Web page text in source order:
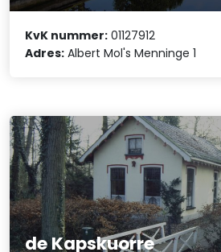
KvK nummer: 01127912
Adres: Albert Mol's Menninge 1
de Kapskuorre